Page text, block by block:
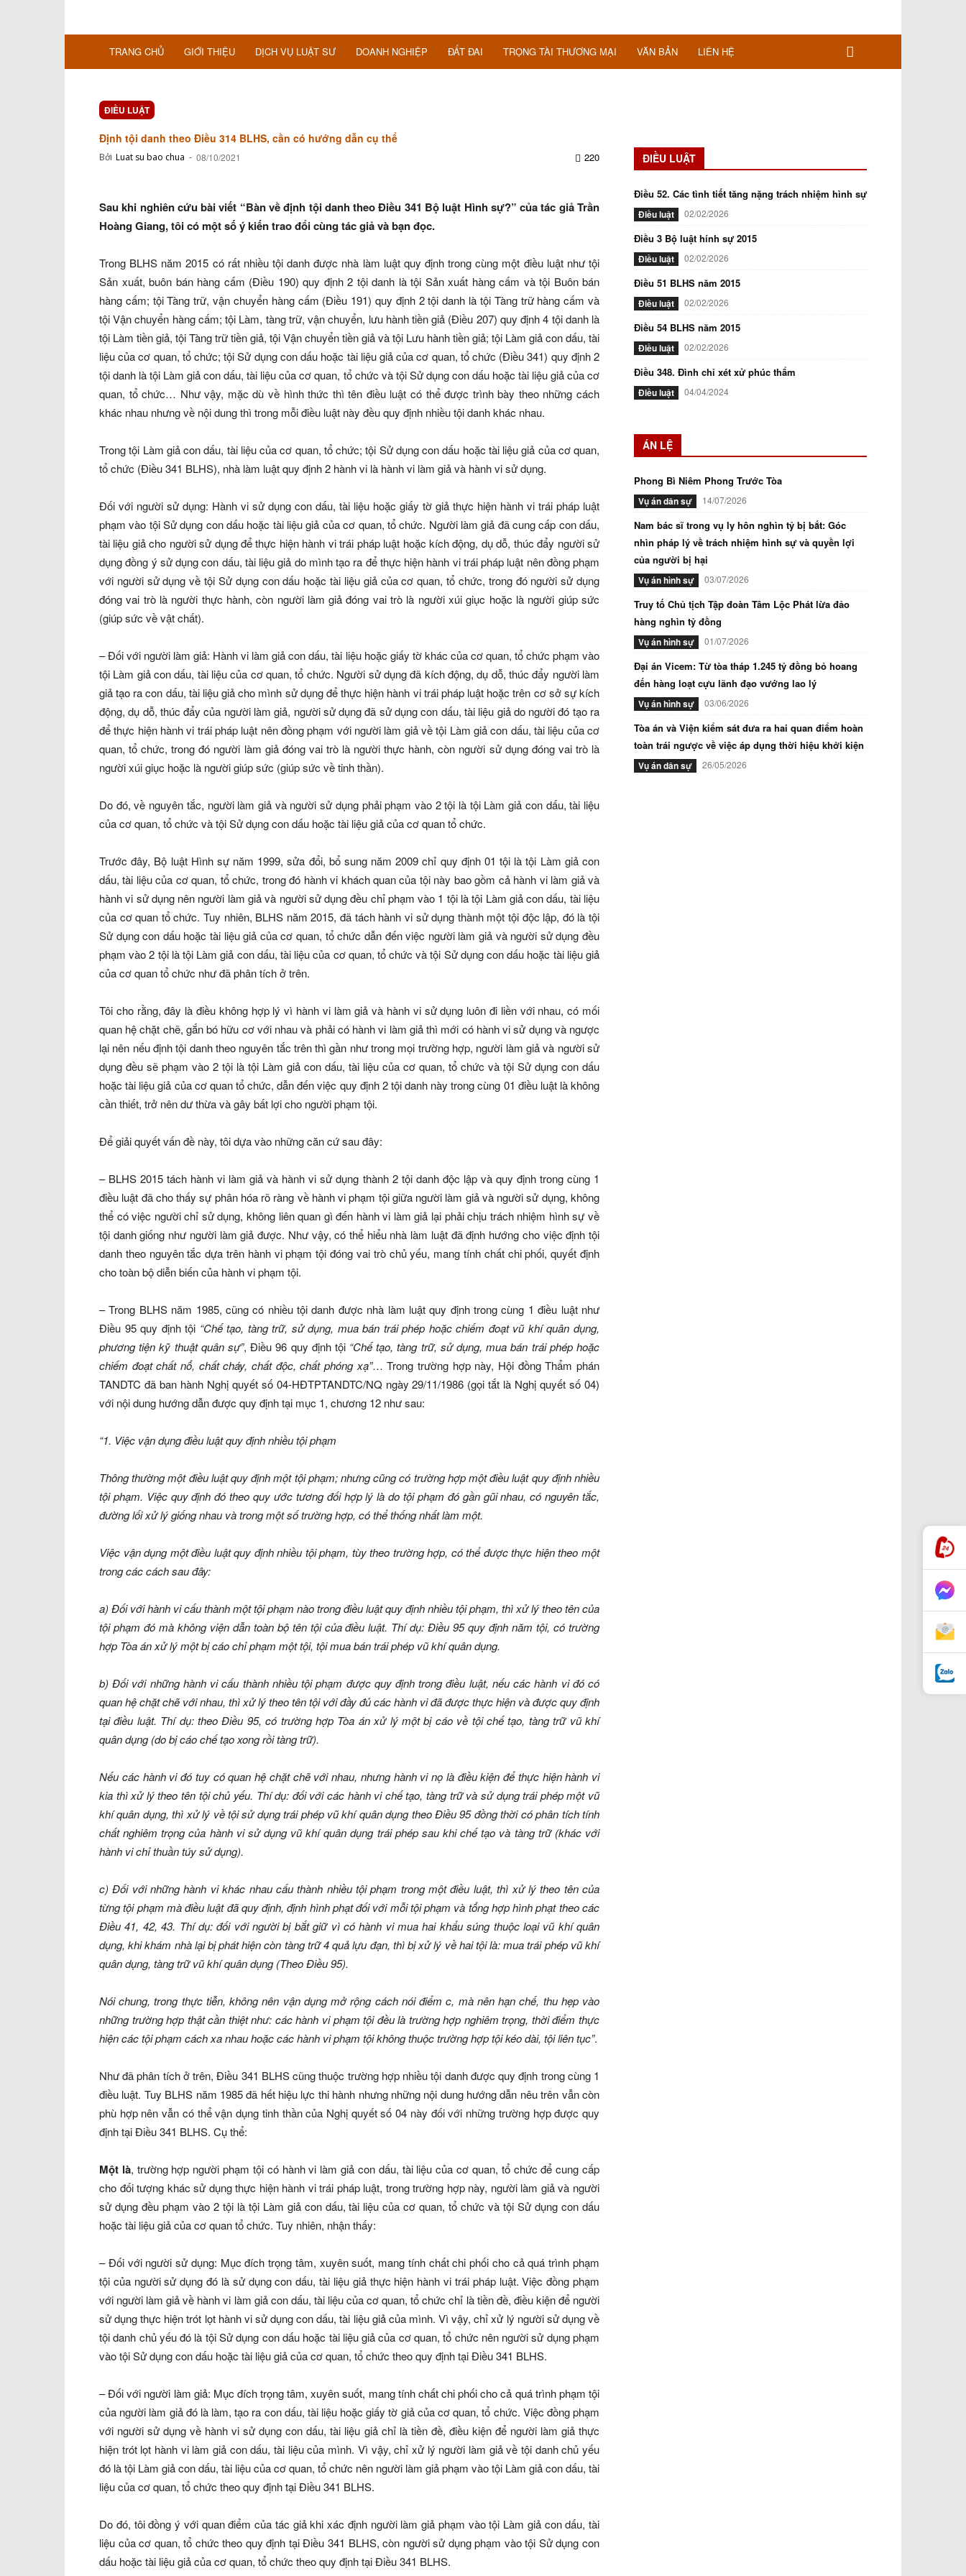
TRANG CHỦ GIỚI THIỆU DỊCH VỤ LUẬT SƯ DOANH NGHIỆP ĐẤT ĐAI TRỌNG TÀI THƯƠNG MẠI VĂN BẢN LIÊN HỆ
ĐIỀU LUẬT
Định tội danh theo Điều 314 BLHS, cần có hướng dẫn cụ thể
Bởi Luat su bao chua - 08/10/2021 220
Sau khi nghiên cứu bài viết “Bàn về định tội danh theo Điều 341 Bộ luật Hình sự?” của tác giả Trần
Hoàng Giang, tôi có một số ý kiến trao đổi cùng tác giả và bạn đọc.
Trong BLHS năm 2015 có rất nhiều tội danh được nhà làm luật quy định trong cùng một điều luật như tội
Sản xuất, buôn bán hàng cấm (Điều 190) quy định 2 tội danh là tội Sản xuất hàng cấm và tội Buôn bán
hàng cấm; tội Tàng trữ, vận chuyển hàng cấm (Điều 191) quy định 2 tội danh là tội Tàng trữ hàng cấm và
tội Vận chuyển hàng cấm; tội Làm, tàng trữ, vận chuyển, lưu hành tiền giả (Điều 207) quy định 4 tội danh là
tội Làm tiền giả, tội Tàng trữ tiền giả, tội Vận chuyển tiền giả và tội Lưu hành tiền giả; tội Làm giả con dấu, tài
liệu của cơ quan, tổ chức; tội Sử dụng con dấu hoặc tài liệu giả của cơ quan, tổ chức (Điều 341) quy định 2
tội danh là tội Làm giả con dấu, tài liệu của cơ quan, tổ chức và tội Sử dụng con dấu hoặc tài liệu giả của cơ
quan, tổ chức… Như vậy, mặc dù về hình thức thì tên điều luật có thể được trình bày theo những cách
khác nhau nhưng về nội dung thì trong mỗi điều luật này đều quy định nhiều tội danh khác nhau.
Trong tội Làm giả con dấu, tài liệu của cơ quan, tổ chức; tội Sử dụng con dấu hoặc tài liệu giả của cơ quan,
tổ chức (Điều 341 BLHS), nhà làm luật quy định 2 hành vi là hành vi làm giả và hành vi sử dụng.
Đối với người sử dụng: Hành vi sử dụng con dấu, tài liệu hoặc giấy tờ giả thực hiện hành vi trái pháp luật
phạm vào tội Sử dụng con dấu hoặc tài liệu giả của cơ quan, tổ chức. Người làm giả đã cung cấp con dấu,
tài liệu giả cho người sử dụng để thực hiện hành vi trái pháp luật hoặc kích động, dụ dỗ, thúc đẩy người sử
dụng đồng ý sử dụng con dấu, tài liệu giả do mình tạo ra để thực hiện hành vi trái pháp luật nên đồng phạm
với người sử dụng về tội Sử dụng con dấu hoặc tài liệu giả của cơ quan, tổ chức, trong đó người sử dụng
đóng vai trò là người thực hành, còn người làm giả đóng vai trò là người xúi giục hoặc là người giúp sức
(giúp sức về vật chất).
– Đối với người làm giả: Hành vi làm giả con dấu, tài liệu hoặc giấy tờ khác của cơ quan, tổ chức phạm vào
tội Làm giả con dấu, tài liệu của cơ quan, tổ chức. Người sử dụng đã kích động, dụ dỗ, thúc đẩy người làm
giả tạo ra con dấu, tài liệu giả cho mình sử dụng để thực hiện hành vi trái pháp luật hoặc trên cơ sở sự kích
động, dụ dỗ, thúc đẩy của người làm giả, người sử dụng đã sử dụng con dấu, tài liệu giả do người đó tạo ra
để thực hiện hành vi trái pháp luật nên đồng phạm với người làm giả về tội Làm giả con dấu, tài liệu của cơ
quan, tổ chức, trong đó người làm giả đóng vai trò là người thực hành, còn người sử dụng đóng vai trò là
người xúi giục hoặc là người giúp sức (giúp sức về tinh thần).
Do đó, về nguyên tắc, người làm giả và người sử dụng phải phạm vào 2 tội là tội Làm giả con dấu, tài liệu
của cơ quan, tổ chức và tội Sử dụng con dấu hoặc tài liệu giả của cơ quan tổ chức.
Trước đây, Bộ luật Hình sự năm 1999, sửa đổi, bổ sung năm 2009 chỉ quy định 01 tội là tội Làm giả con
dấu, tài liệu của cơ quan, tổ chức, trong đó hành vi khách quan của tội này bao gồm cả hành vi làm giả và
hành vi sử dụng nên người làm giả và người sử dụng đều chỉ phạm vào 1 tội là tội Làm giả con dấu, tài liệu
của cơ quan tổ chức. Tuy nhiên, BLHS năm 2015, đã tách hành vi sử dụng thành một tội độc lập, đó là tội
Sử dụng con dấu hoặc tài liệu giả của cơ quan, tổ chức dẫn đến việc người làm giả và người sử dụng đều
phạm vào 2 tội là tội Làm giả con dấu, tài liệu của cơ quan, tổ chức và tội Sử dụng con dấu hoặc tài liệu giả
của cơ quan tổ chức như đã phân tích ở trên.
Tôi cho rằng, đây là điều không hợp lý vì hành vi làm giả và hành vi sử dụng luôn đi liền với nhau, có mối
quan hệ chặt chẽ, gắn bó hữu cơ với nhau và phải có hành vi làm giả thì mới có hành vi sử dụng và ngược
lại nên nếu định tội danh theo nguyên tắc trên thì gần như trong mọi trường hợp, người làm giả và người sử
dụng đều sẽ phạm vào 2 tội là tội Làm giả con dấu, tài liệu của cơ quan, tổ chức và tội Sử dụng con dấu
hoặc tài liệu giả của cơ quan tổ chức, dẫn đến việc quy định 2 tội danh này trong cùng 01 điều luật là không
cần thiết, trở nên dư thừa và gây bất lợi cho người phạm tội.
Để giải quyết vấn đề này, tôi dựa vào những căn cứ sau đây:
– BLHS 2015 tách hành vi làm giả và hành vi sử dụng thành 2 tội danh độc lập và quy định trong cùng 1
điều luật đã cho thấy sự phân hóa rõ ràng về hành vi phạm tội giữa người làm giả và người sử dụng, không
thể có việc người chỉ sử dụng, không liên quan gì đến hành vi làm giả lại phải chịu trách nhiệm hình sự về
tội danh giống như người làm giả được. Như vậy, có thể hiểu nhà làm luật đã định hướng cho việc định tội
danh theo nguyên tắc dựa trên hành vi phạm tội đóng vai trò chủ yếu, mang tính chất chi phối, quyết định
cho toàn bộ diễn biến của hành vi phạm tội.
– Trong BLHS năm 1985, cũng có nhiều tội danh được nhà làm luật quy định trong cùng 1 điều luật như
Điều 95 quy định tội “Chế tạo, tàng trữ, sử dụng, mua bán trái phép hoặc chiếm đoạt vũ khí quân dụng,
phương tiện kỹ thuật quân sự”, Điều 96 quy định tội “Chế tạo, tàng trữ, sử dụng, mua bán trái phép hoặc
chiếm đoạt chất nổ, chất cháy, chất độc, chất phóng xạ”… Trong trường hợp này, Hội đồng Thẩm phán
TANDTC đã ban hành Nghị quyết số 04-HĐTPTANDTC/NQ ngày 29/11/1986 (gọi tắt là Nghị quyết số 04)
với nội dung hướng dẫn được quy định tại mục 1, chương 12 như sau:
“1. Việc vận dụng điều luật quy định nhiều tội phạm
Thông thường một điều luật quy định một tội phạm; nhưng cũng có trường hợp một điều luật quy định nhiều
tội phạm. Việc quy định đó theo quy ước tương đối hợp lý là do tội phạm đó gần gũi nhau, có nguyên tắc,
đường lối xử lý giống nhau và trong một số trường hợp, có thể thống nhất làm một.
Việc vận dụng một điều luật quy định nhiều tội phạm, tùy theo trường hợp, có thể được thực hiện theo một
trong các cách sau đây:
a) Đối với hành vi cấu thành một tội phạm nào trong điều luật quy định nhiều tội phạm, thì xử lý theo tên của
tội phạm đó mà không viện dẫn toàn bộ tên tội của điều luật. Thí dụ: Điều 95 quy định năm tội, có trường
hợp Tòa án xử lý một bị cáo chỉ phạm một tội, tội mua bán trái phép vũ khí quân dụng.
b) Đối với những hành vi cấu thành nhiều tội phạm được quy định trong điều luật, nếu các hành vi đó có
quan hệ chặt chẽ với nhau, thì xử lý theo tên tội với đầy đủ các hành vi đã được thực hiện và được quy định
tại điều luật. Thí dụ: theo Điều 95, có trường hợp Tòa án xử lý một bị cáo về tội chế tạo, tàng trữ vũ khí
quân dụng (do bị cáo chế tạo xong rồi tàng trữ).
Nếu các hành vi đó tuy có quan hệ chặt chẽ với nhau, nhưng hành vi nọ là điều kiện để thực hiện hành vi
kia thì xử lý theo tên tội chủ yếu. Thí dụ: đối với các hành vi chế tạo, tàng trữ và sử dụng trái phép một vũ
khí quân dụng, thì xử lý về tội sử dụng trái phép vũ khí quân dụng theo Điều 95 đồng thời có phân tích tính
chất nghiêm trọng của hành vi sử dụng vũ khí quân dụng trái phép sau khi chế tạo và tàng trữ (khác với
hành vi chỉ thuần túy sử dụng).
c) Đối với những hành vi khác nhau cấu thành nhiều tội phạm trong một điều luật, thì xử lý theo tên của
từng tội phạm mà điều luật đã quy định, định hình phạt đối với mỗi tội phạm và tổng hợp hình phạt theo các
Điều 41, 42, 43. Thí dụ: đối với người bị bắt giữ vì có hành vi mua hai khẩu súng thuộc loại vũ khí quân
dụng, khi khám nhà lại bị phát hiện còn tàng trữ 4 quả lựu đạn, thì bị xử lý về hai tội là: mua trái phép vũ khí
quân dụng, tàng trữ vũ khí quân dụng (Theo Điều 95).
Nói chung, trong thực tiễn, không nên vận dụng mở rộng cách nói điểm c, mà nên hạn chế, thu hẹp vào
những trường hợp thật cần thiệt như: các hành vi phạm tội đều là trường hợp nghiêm trọng, thời điểm thực
hiện các tội phạm cách xa nhau hoặc các hành vi phạm tội không thuộc trường hợp tội kéo dài, tội liên tục”.
Như đã phân tích ở trên, Điều 341 BLHS cũng thuộc trường hợp nhiều tội danh được quy định trong cùng 1
điều luật. Tuy BLHS năm 1985 đã hết hiệu lực thi hành nhưng những nội dung hướng dẫn nêu trên vẫn còn
phù hợp nên vẫn có thể vận dụng tinh thần của Nghị quyết số 04 này đối với những trường hợp được quy
định tại Điều 341 BLHS. Cụ thể:
Một là, trường hợp người phạm tội có hành vi làm giả con dấu, tài liệu của cơ quan, tổ chức để cung cấp
cho đối tượng khác sử dụng thực hiện hành vi trái pháp luật, trong trường hợp này, người làm giả và người
sử dụng đều phạm vào 2 tội là tội Làm giả con dấu, tài liệu của cơ quan, tổ chức và tội Sử dụng con dấu
hoặc tài liệu giả của cơ quan tổ chức. Tuy nhiên, nhận thấy:
– Đối với người sử dụng: Mục đích trọng tâm, xuyên suốt, mang tính chất chi phối cho cả quá trình phạm
tội của người sử dụng đó là sử dụng con dấu, tài liệu giả thực hiện hành vi trái pháp luật. Việc đồng phạm
với người làm giả về hành vi làm giả con dấu, tài liệu của cơ quan, tổ chức chỉ là tiền đề, điều kiện để người
sử dụng thực hiện trót lọt hành vi sử dụng con dấu, tài liệu giả của mình. Vì vậy, chỉ xử lý người sử dụng về
tội danh chủ yếu đó là tội Sử dụng con dấu hoặc tài liệu giả của cơ quan, tổ chức nên người sử dụng phạm
vào tội Sử dụng con dấu hoặc tài liệu giả của cơ quan, tổ chức theo quy định tại Điều 341 BLHS.
– Đối với người làm giả: Mục đích trọng tâm, xuyên suốt, mang tính chất chi phối cho cả quá trình phạm tội
của người làm giả đó là làm, tạo ra con dấu, tài liệu hoặc giấy tờ giả của cơ quan, tổ chức. Việc đồng phạm
với người sử dụng về hành vi sử dụng con dấu, tài liệu giả chỉ là tiền đề, điều kiện để người làm giả thực
hiện trót lọt hành vi làm giả con dấu, tài liệu của mình. Vì vậy, chỉ xử lý người làm giả về tội danh chủ yếu
đó là tội Làm giả con dấu, tài liệu của cơ quan, tổ chức nên người làm giả phạm vào tội Làm giả con dấu, tài
liệu của cơ quan, tổ chức theo quy định tại Điều 341 BLHS.
Do đó, tôi đồng ý với quan điểm của tác giả khi xác định người làm giả phạm vào tội Làm giả con dấu, tài
liệu của cơ quan, tổ chức theo quy định tại Điều 341 BLHS, còn người sử dụng phạm vào tội Sử dụng con
dấu hoặc tài liệu giả của cơ quan, tổ chức theo quy định tại Điều 341 BLHS.
ĐIỀU LUẬT
Điều 52. Các tình tiết tăng nặng trách nhiệm hình sự
Điều luật 02/02/2026
Điều 3 Bộ luật hính sự 2015
Điều luật 02/02/2026
Điều 51 BLHS năm 2015
Điều luật 02/02/2026
Điều 54 BLHS năm 2015
Điều luật 02/02/2026
Điều 348. Đình chỉ xét xử phúc thẩm
Điều luật 04/04/2024
ÁN LỆ
Phong Bì Niêm Phong Trước Tòa
Vụ án dân sự 14/07/2026
Nam bác sĩ trong vụ ly hôn nghìn tỷ bị bắt: Góc
nhìn pháp lý về trách nhiệm hình sự và quyền lợi
của người bị hại
Vụ án hình sự 03/07/2026
Truy tố Chủ tịch Tập đoàn Tâm Lộc Phát lừa đảo
hàng nghìn tỷ đồng
Vụ án hình sự 01/07/2026
Đại án Vicem: Từ tòa tháp 1.245 tỷ đồng bỏ hoang
đến hàng loạt cựu lãnh đạo vướng lao lý
Vụ án hình sự 03/06/2026
Tòa án và Viện kiểm sát đưa ra hai quan điểm hoàn
toàn trái ngược về việc áp dụng thời hiệu khởi kiện
Vụ án dân sự 26/05/2026